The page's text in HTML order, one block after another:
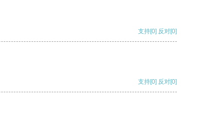
支持[0] 反对[0]
支持[0] 反对[0]